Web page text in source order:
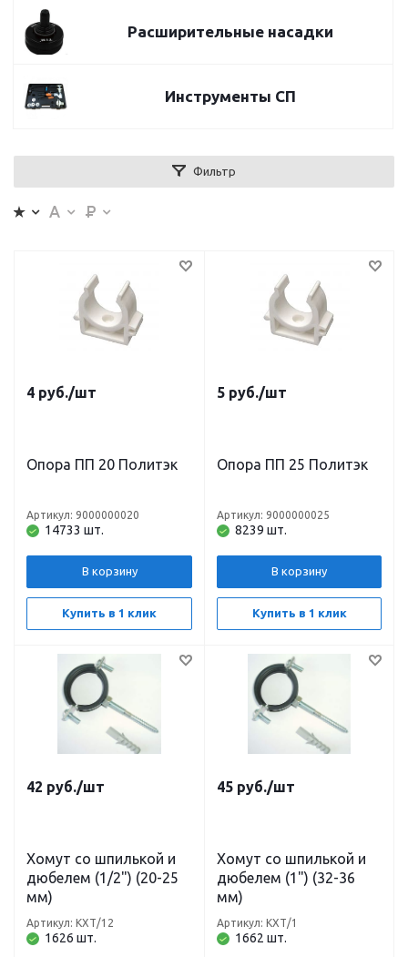
Расширительные насадки
Инструменты СП
Фильтр
4 руб./шт
Опора ПП 20 Политэк
14733 шт.
Артикул: 9000000020
В корзину
Купить в 1 клик
5 руб./шт
Опора ПП 25 Политэк
8239 шт.
Артикул: 9000000025
В корзину
Купить в 1 клик
42 руб./шт
Хомут со шпилькой и
дюбелем (1/2") (20-25
мм)
1626 шт.
Артикул: КХТ/12
45 руб./шт
Хомут со шпилькой и
дюбелем (1") (32-36
мм)
1662 шт.
Артикул: КХТ/1